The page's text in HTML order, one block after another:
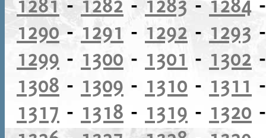
1290- 1291 - 1292 - 1293
1299 - 1300 - 1301 - 1302
1308 - 1309 - 1310 - 1311
1317 - 1318 - 1319 - 1320